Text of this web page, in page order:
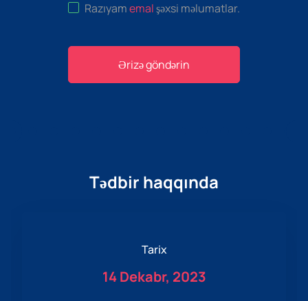
Razıyamemalşəxsi məlumatlar.
Ərizə göndərin
Tədbir haqqında
Tarix
14 Dekabr, 2023